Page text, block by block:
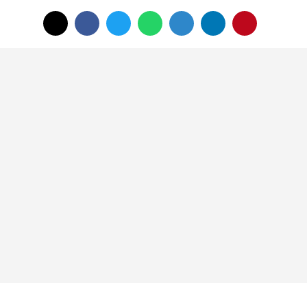
başladı
İçecekten ara öğüne balın